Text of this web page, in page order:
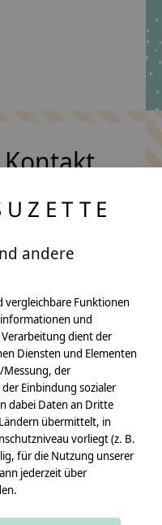
es nicht
andere
vergleichbare Funktionen
und
dient der
Diensten und Elementen
Messung, der
Einbindung sozialer
dabei Daten an Dritte
übermittelt, in
vorliegt (z. B.
für die Nutzung unserer
jederzeit über